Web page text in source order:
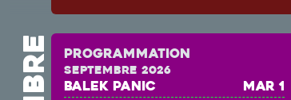
Programmation
septembre 2026
Balek Panic
mar 1